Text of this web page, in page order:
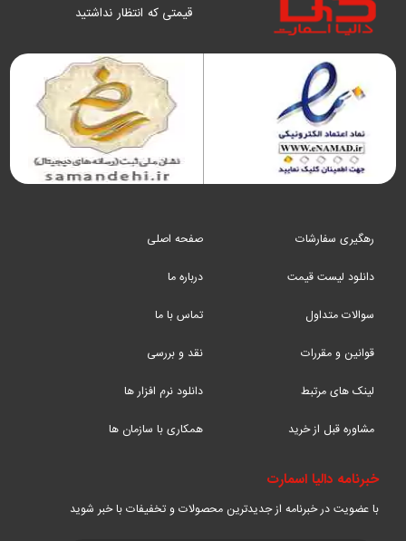
قیمتی که انتظار نداشتید
رهگیری سفارشات
دانلود لیست قیمت
سوالات متداول
قوانین و مقررات
لینک های مرتبط
مشاوره قبل از خرید
صفحه اصلی
درباره ما
تماس با ما
نقد و بررسی
دانلود نرم افزار ها
همکاری با سازمان ها
خبرنامه دالیا اسمارت
با عضویت در خبرنامه از جدیدترین محصولات و تخفیفات با خبر شوید